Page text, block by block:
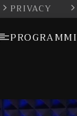
PRIVACY
PROGRAMMI